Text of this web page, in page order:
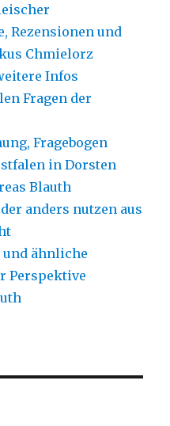
Rezensionen und
Chmielorz
Infos
Fragen der
Fragebogen
in Dorsten
Blauth
anders nutzen aus
ähnliche
Perspektive